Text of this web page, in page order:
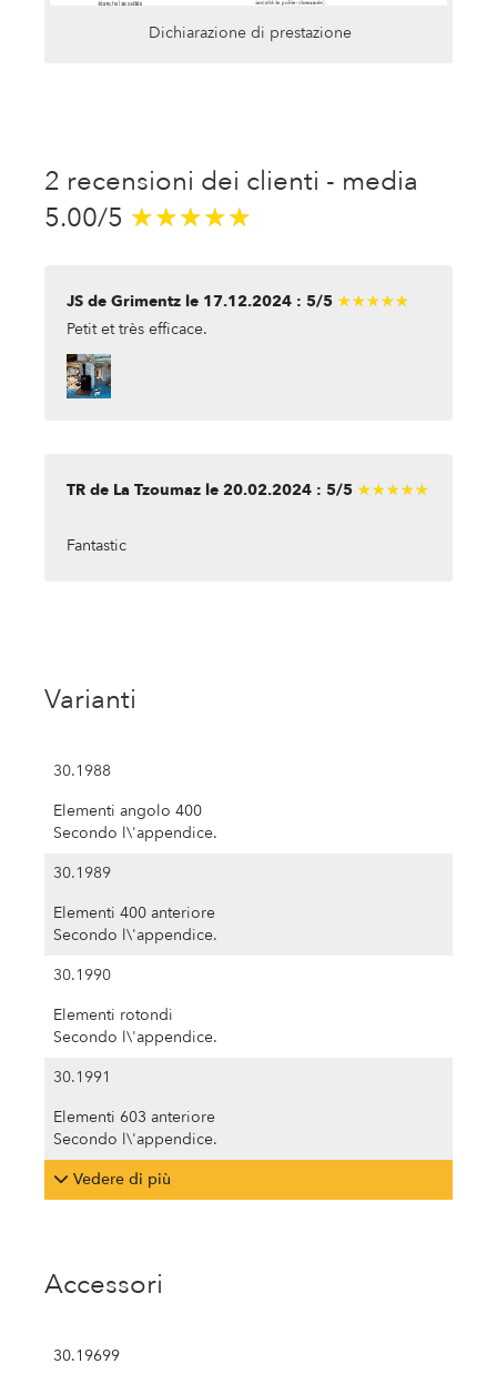
Dichiarazione di prestazione
2 recensioni dei clienti - media
5.00/5 ★★★★★
★★★★★
JS de Grimentz le 17.12.2024 : 5/5 ★★★★★
★★★★★
Petit et très efficace.
TR de La Tzoumaz le 20.02.2024 : 5/5 ★★★★★
★★★★★
Fantastic
Varianti
30.1988
Elementi angolo 400
Secondo l\'appendice.
30.1989
Elementi 400 anteriore
Secondo l\'appendice.
30.1990
Elementi rotondi
Secondo l\'appendice.
30.1991
Elementi 603 anteriore
Secondo l\'appendice.
Vedere di più
Accessori
30.19699